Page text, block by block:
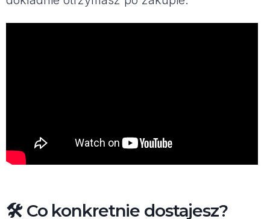
🛠️ Co konkretnie dostajesz?